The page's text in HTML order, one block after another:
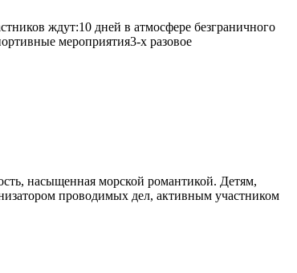
ждут:10 дней в атмосфере безграничного
мероприятия3-х разовое
насыщенная морской романтикой. Детям,
проводимых дел, активным участником